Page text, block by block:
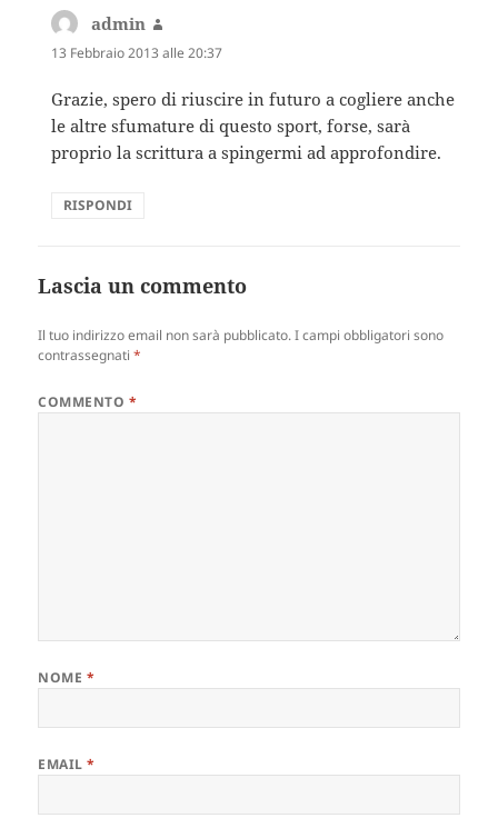
admin
detto:
13 Febbraio 2013 alle 20:37
Grazie, spero di riuscire in futuro a cogliere anche
le altre sfumature di questo sport, forse, sarà
proprio la scrittura a spingermi ad approfondire.
RISPONDI
Lascia un commento
Il tuo indirizzo email non sarà pubblicato. I campi obbligatori sono
contrassegnati*
COMMENTO *
NOME *
EMAIL*